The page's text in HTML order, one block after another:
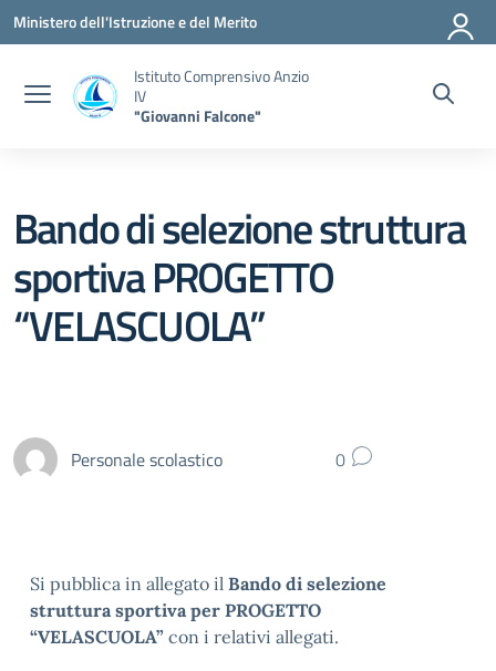
Vai ai contenuti
Vai al menu di navigazione
Vai al footer
Ministero dell'Istruzione e del Merito
Istituto Comprensivo Anzio
IV
"Giovanni Falcone"
Bando di selezione struttura
sportiva PROGETTO
“VELASCUOLA”
Personale scolastico 0
Si pubblica in allegato il Bando di selezione
struttura sportiva per PROGETTO
“VELASCUOLA” con i relativi allegati.